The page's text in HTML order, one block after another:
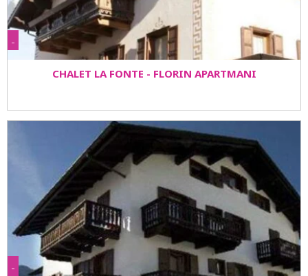
-
CHALET LA FONTE - FLORIN APARTMANI
-